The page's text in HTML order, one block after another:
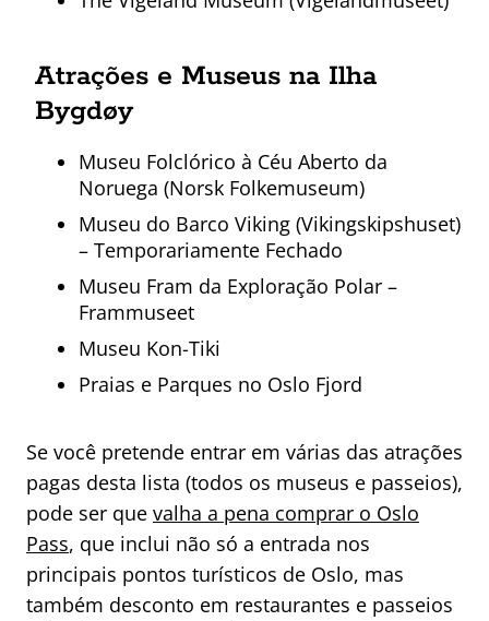
Atrações e Museus na Ilha
Bygdøy
Museu Folclórico à Céu Aberto da
Noruega (Norsk Folkemuseum)
Museu do Barco Viking (Vikingskipshuset)
– Temporariamente Fechado
Museu Fram da Exploração Polar –
Frammuseet
Museu Kon-Tiki
Praias e Parques no Oslo Fjord
Se você pretende entrar em várias das atrações
pagas desta lista (todos os museus e passeios),
pode ser que valha a pena comprar o Oslo
Pass, que inclui não só a entrada nos
principais pontos turísticos de Oslo, mas
também desconto em restaurantes e passeios